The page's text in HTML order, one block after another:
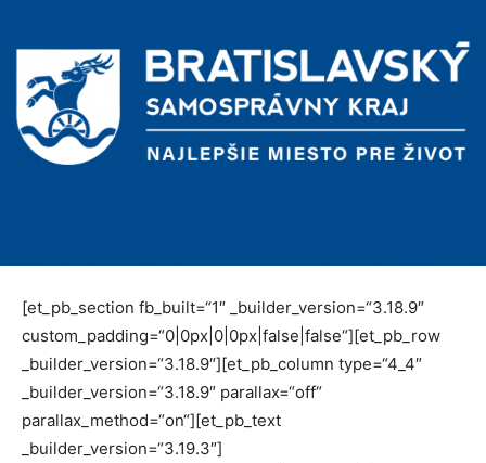
[et_pb_section fb_built=“1″ _builder_version=“3.18.9″
custom_padding=“0|0px|0|0px|false|false“][et_pb_row
_builder_version=“3.18.9″][et_pb_column type=“4_4″
_builder_version=“3.18.9″ parallax=“off“
parallax_method=“on“][et_pb_text
_builder_version=“3.19.3″]